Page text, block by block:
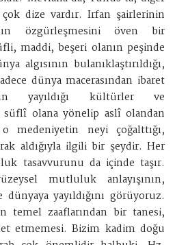
dize vardır. Irfan şairlerinin
özgürleşmesini öven bir
maddi, beşeri olanın peşinde
algısının bulanıklaştırıldığı,
dünya macerasından ibaret
yayıldığı kültürler ve
süflî olana yönelip aslî olandan
medeniyetin neyi çoğalttığı,
aldığıyla ilgili bir şeydir. Her
tasavvurunu da içinde taşır.
mutluluk anlayışının,
yayıldığını görüyoruz.
temel zaaflarından bir tanesi,
etmemesi. Bizim kadim doğu